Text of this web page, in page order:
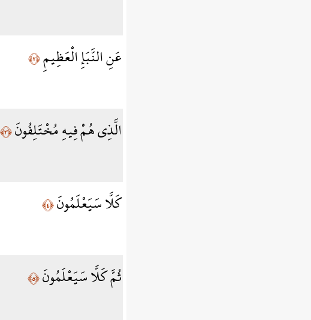
عَنِ النَّبَإِ الْعَظِيمِ﴿٢﴾
الَّذِي هُمْ فِيهِ مُخْتَلِفُونَ﴿٣﴾
كَلَّا سَيَعْلَمُونَ﴿٤﴾
ثُمَّ كَلَّا سَيَعْلَمُونَ﴿٥﴾